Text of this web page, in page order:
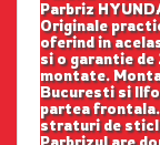
Parbriz
Originale
oferind in
si o garantie
montate.
Bucuresti si
partea
straturi de